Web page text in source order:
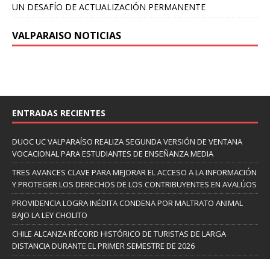
UN DESAFÍO DE ACTUALIZACIÓN PERMANENTE
VALPARAISO NOTICIAS
ENTRADAS RECIENTES
DUOC UC VALPARAÍSO REALIZA SEGUNDA VERSIÓN DE VENTANA
VOCACIONAL PARA ESTUDIANTES DE ENSEÑANZA MEDIA
TRES AVANCES CLAVE PARA MEJORAR EL ACCESO A LA INFORMACIÓN
Y PROTEGER LOS DERECHOS DE LOS CONTRIBUYENTES EN AVALÚOS
PROVIDENCIA LOGRA INÉDITA CONDENA POR MALTRATO ANIMAL
BAJO LA LEY CHOLITO
CHILE ALCANZA RÉCORD HISTÓRICO DE TURISTAS DE LARGA
DISTANCIA DURANTE EL PRIMER SEMESTRE DE 2026